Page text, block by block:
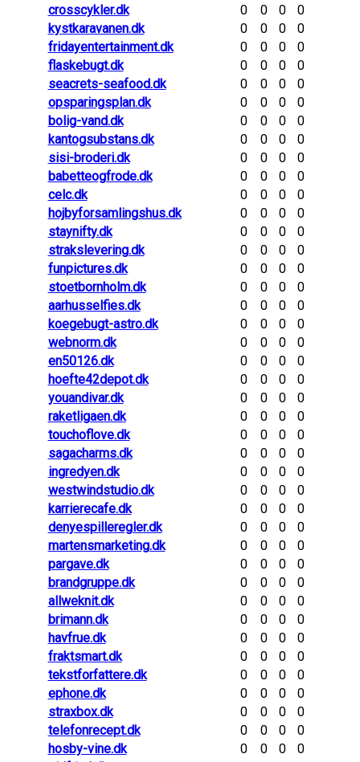
crosscykler.dk
0 0 0
0
kystkaravanen.dk
0 0 0
0
fridayentertainment.dk
0 0 0
0
flaskebugt.dk
0 0 0
0
seacrets-seafood.dk
0 0 0
0
opsparingsplan.dk
0 0 0
0
bolig-vand.dk
0 0 0
0
kantogsubstans.dk
0 0 0
0
sisi-broderi.dk
0 0 0
0
babetteogfrode.dk
0 0 0
0
celc.dk
0 0 0
0
hojbyforsamlingshus.dk
0 0 0
0
staynifty.dk
0 0 0
0
strakslevering.dk
0 0 0
0
funpictures.dk
0 0 0
0
stoetbornholm.dk
0 0 0
0
aarhusselfies.dk
0 0 0
0
koegebugt-astro.dk
0 0 0
0
webnorm.dk
0 0 0
0
en50126.dk
0 0 0
0
hoefte42depot.dk
0 0 0
0
youandivar.dk
0 0 0
0
raketligaen.dk
0 0 0
0
touchoflove.dk
0 0 0
0
sagacharms.dk
0 0 0
0
ingredyen.dk
0 0 0
0
westwindstudio.dk
0 0 0
0
karrierecafe.dk
0 0 0
0
denyespilleregler.dk
0 0 0
0
martensmarketing.dk
0 0 0
0
pargave.dk
0 0 0
0
brandgruppe.dk
0 0 0
0
allweknit.dk
0 0 0
0
brimann.dk
0 0 0
0
havfrue.dk
0 0 0
0
fraktsmart.dk
0 0 0
0
tekstforfattere.dk
0 0 0
0
ephone.dk
0 0 0
0
straxbox.dk
0 0 0
0
telefonrecept.dk
0 0 0
0
hosby-vine.dk
0 0 0
0